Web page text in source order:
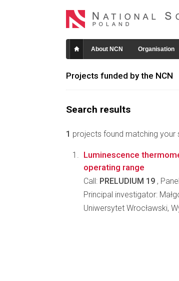
About NCN Organisation
Projects funded by the NCN
Search results
1 projects found matching your
Luminescence
operating range
Call: PRELUDIUM 19 ,
Principal investigator:
Uniwersytet Wrocławski,